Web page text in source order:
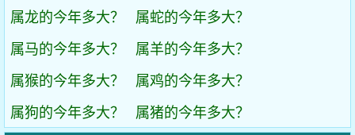
属龙的今年多大？
属蛇的今年多大？
属马的今年多大？
属羊的今年多大？
属猴的今年多大？
属鸡的今年多大？
属狗的今年多大？
属猪的今年多大？